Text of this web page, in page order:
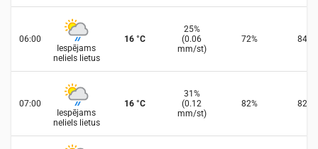
06:00
Iespējams
neliels lietus
16 °C
25%
(0.06
mm/st)
72% 84
07:00
Iespējams
neliels lietus
16 °C
31 %
(0.12
mm/st)
82% 82